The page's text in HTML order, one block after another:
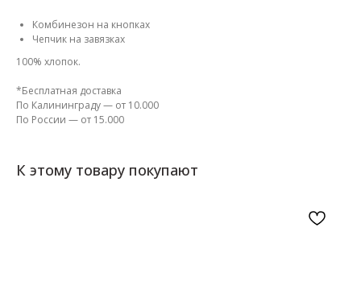
Комбинезон на кнопках
Чепчик на завязках
100% хлопок.
*Бесплатная доставка
По Калининграду — от 10.000
По России — от 15.000
К этому товару покупают